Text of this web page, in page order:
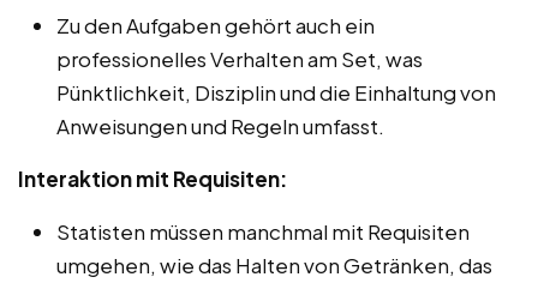
Zu den Aufgaben gehört auch ein
professionelles Verhalten am Set, was
Pünktlichkeit, Disziplin und die Einhaltung von
Anweisungen und Regeln umfasst.
Interaktion mit Requisiten:
Statisten müssen manchmal mit Requisiten
umgehen, wie das Halten von Getränken, das